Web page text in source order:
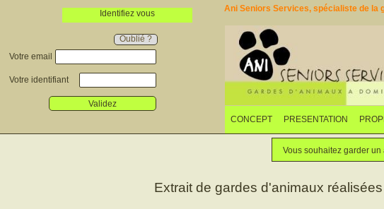
Identifiez vous
Oublié ?
Votre email
Votre identifiant
Validez
Ani Seniors Services, spécialiste de la
CONCEPT PRESENTATION
Vous souhaitez garder un
Extrait de gardes d'animaux